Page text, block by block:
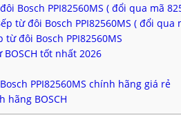
Bosch PPI82560MS ( đổi qua mã
từ đôi Bosch PPI82560MS ( đổi qua
đôi Bosch PPI82560MS
tốt nhất 2026
PPI82560MS chính hãng giá rẻ
hãng BOSCH